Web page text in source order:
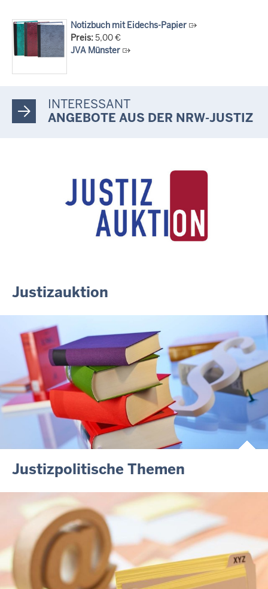
Notizbuch mit Eidechs-Papier
Preis:5,00 €
JVA Münster
INTERESSANT
ANGEBOTE AUS DER NRW-JUSTIZ
Justizauktion
Justizpolitische Themen